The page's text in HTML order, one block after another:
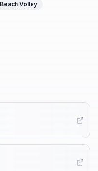
Beach Volley